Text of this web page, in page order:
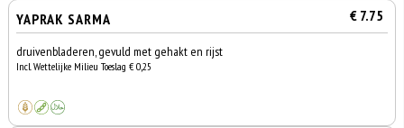
YAPRAK SARMA € 7.75
druivenbladeren, gevuld met gehakt en rijst
Incl. Wettelijke Milieu Toeslag € 0,25